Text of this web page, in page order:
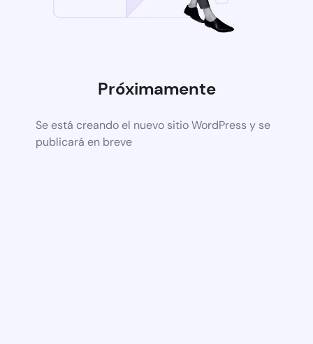
Próximamente
Se está creando el nuevo sitio WordPress y se
publicará en breve